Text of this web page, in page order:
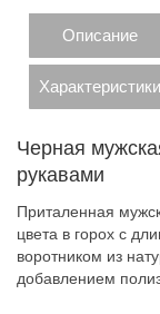
Описание
Характеристики
Черная
рукавами
Приталенная
цвета в горох с
воротником из
добавлением